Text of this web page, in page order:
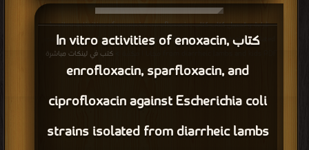
كتاب In vitro activities of enoxacin,
enrofloxacin, sparfloxacin, and
ciprofloxacin against Escherichia coli
strains isolated from diarrheic lambs
قراءة و تحميل كتاب كتاب In vitro activities of enoxacin, enrofloxacin,
sparfloxacin, and ciprofloxacin against Escherichia coli strains isolated
كتب في لينكات مباشرة
التحميل : مرة/مرات